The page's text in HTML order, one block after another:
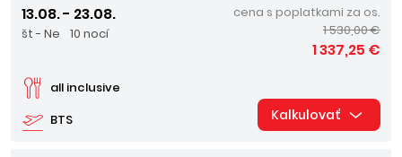
13.08. - 23.08.
št - Ne 10 nocí
BTS
all inclusive
cena s poplatkami za os.
1 530,00 €
1 337,25 €
Kalkulovať